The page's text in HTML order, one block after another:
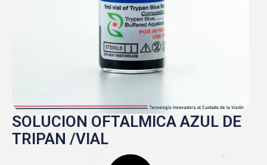
SOLUCION OFTALMICA AZUL DE
TRIPAN /VIAL